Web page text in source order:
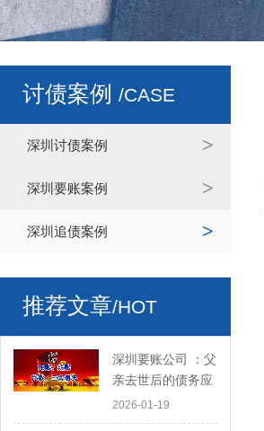
讨债案例 /CASE
深圳讨债案例
深圳要账案例
深圳追债案例
推荐文章/HOT
深圳要账公司 ：父
亲去世后的债务应
该由孩子来承担吗
2026-01-19